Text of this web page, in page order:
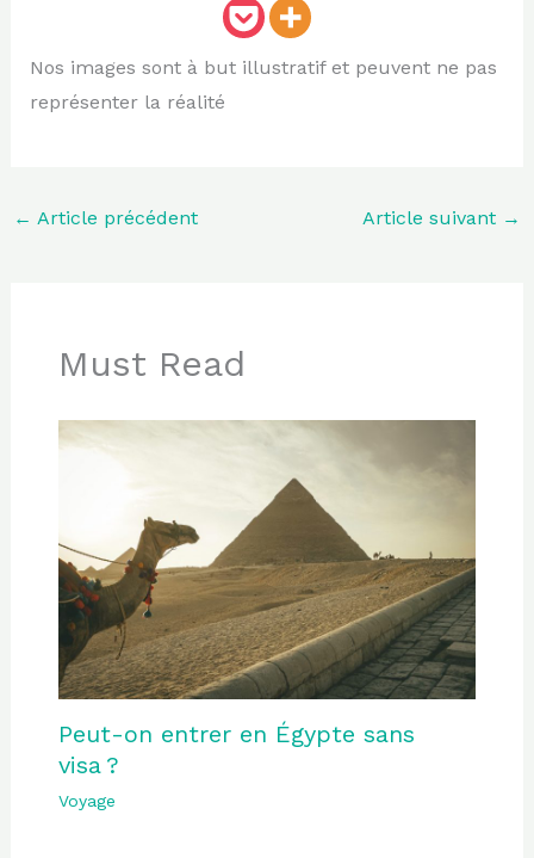
Nos images sont à but illustratif et peuvent ne pas
représenter la réalité
← Article précédent Article suivant →
Must Read
Peut-on entrer en Égypte sans
visa ?
Voyage